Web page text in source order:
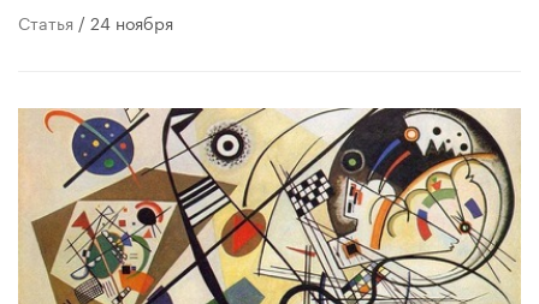
Статья / 24 ноября